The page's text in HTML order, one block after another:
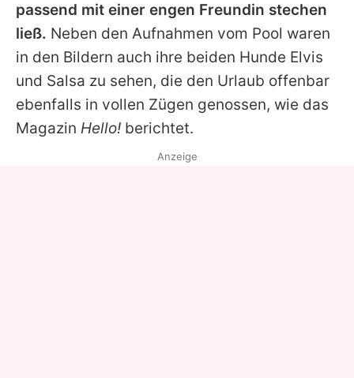
passend mit einer engen Freundin stechen
ließ. Neben den Aufnahmen vom Pool waren
in den Bildern auch ihre beiden Hunde Elvis
und Salsa zu sehen, die den Urlaub offenbar
ebenfalls in vollen Zügen genossen, wie das
Magazin Hello! berichtet.
Anzeige